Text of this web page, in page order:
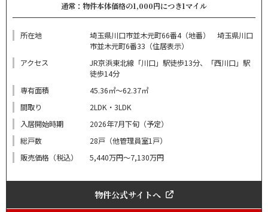
通常：物件本体価格の1,000円につき1マイル
所在地
埼玉県川口市並木元町66番4（地番） 埼玉県川口
市並木元町6番33（住居表示）
アクセス
JR京浜東北線「川口」駅徒歩13分、「西川口」駅
徒歩14分
専有面積
45.36㎡～62.37㎡
間取り
2LDK・3LDK
入居開始時期
2026年7月下旬（予定）
総戸数
28戸（他管理員室1戸）
販売価格（税込）
5,440万円～7,130万円
物件公式サイトへ